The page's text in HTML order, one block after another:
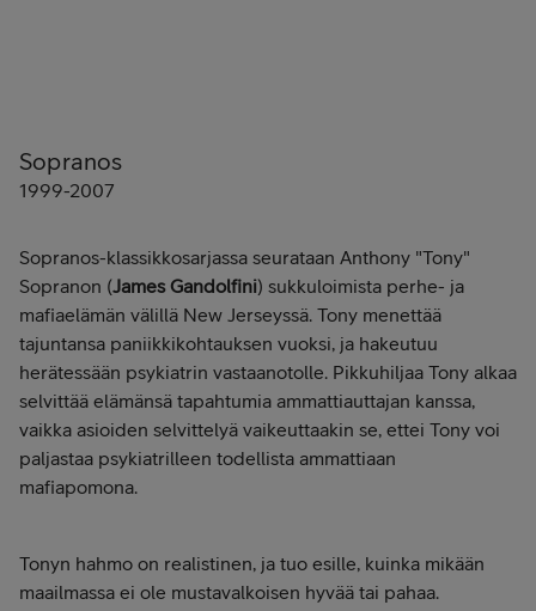
Sopranos
1999-2007
Sopranos-klassikkosarjassa seurataan Anthony "Tony"
Sopranon (James Gandolfini) sukkuloimista perhe- ja
mafiaelämän välillä New Jerseyssä. Tony menettää
tajuntansa paniikkikohtauksen vuoksi, ja hakeutuu
herätessään psykiatrin vastaanotolle. Pikkuhiljaa Tony alkaa
selvittää elämänsä tapahtumia ammattiauttajan kanssa,
vaikka asioiden selvittelyä vaikeuttaakin se, ettei Tony voi
paljastaa psykiatrilleen todellista ammattiaan
mafiapomona.
Tonyn hahmo on realistinen, ja tuo esille, kuinka mikään
maailmassa ei ole mustavalkoisen hyvää tai pahaa.